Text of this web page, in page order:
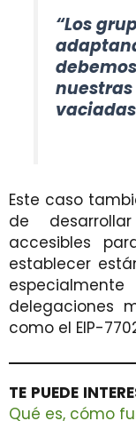
“Los
Este caso
de
accesibles
establecer
delegaciones
como el EIP-
TE PUEDE
Qué es, cómo